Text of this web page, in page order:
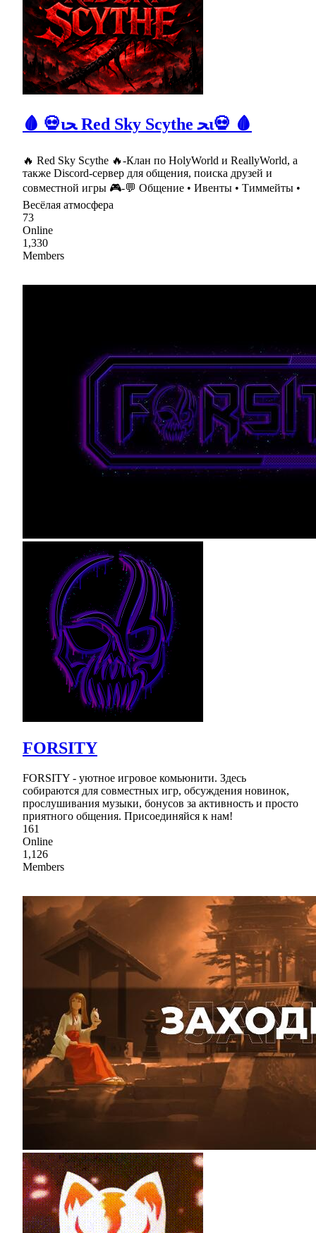
🩸 💀ιﺤ Red Sky Scythe ﺤι💀 🩸
🔥 Red Sky Scythe 🔥-Клан по HolyWorld и ReallyWorld, а
также Discord-сервер для общения, поиска друзей и
совместной игры 🎮-💬 Общение • Ивенты • Тиммейты •
Весёлая атмосфера
73
Online
1,330
Members
FORSITY
FORSITY - уютное игровое комьюнити. Здесь
собираются для совместных игр, обсуждения новинок,
прослушивания музыки, бонусов за активность и просто
приятного общения. Присоединяйся к нам!
161
Online
1,126
Members